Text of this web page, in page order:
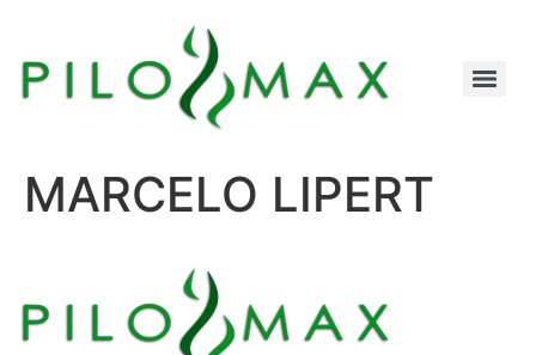
MARCELO LIPERT